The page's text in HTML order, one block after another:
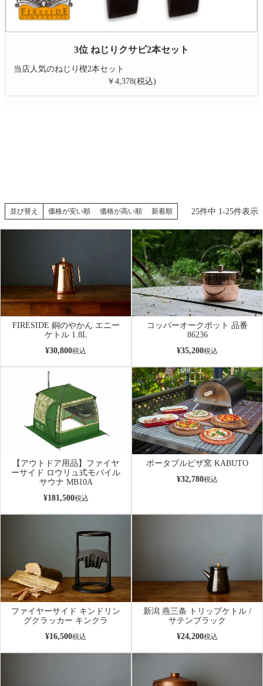
3位 ねじりクサビ2本セット
当店人気のねじり楔2本セット
￥4,378(税込)
並び替え 価格が安い順 価格が高い順 新着順 25件中 1-25件表示
FIRESIDE 銅のやかん エニー
ケトル 1.8L
¥30,800税込
コッパーオークポット 品番
86236
¥35,200税込
【アウトドア用品】ファイヤ
ーサイド ロウリュ式モバイル
サウナ MB10A
¥181,500税込
ポータブルピザ窯 KABUTO
¥32,780税込
ファイヤーサイド キンドリン
グクラッカー キンクラ
¥16,500税込
新潟 燕三条 トリップケトル /
サテンブラック
¥24,200税込